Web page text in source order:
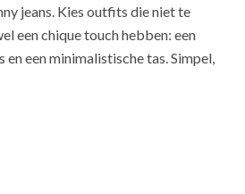
jeans. Kies outfits die niet te
een chique touch hebben: een
en een minimalistische tas. Simpel,